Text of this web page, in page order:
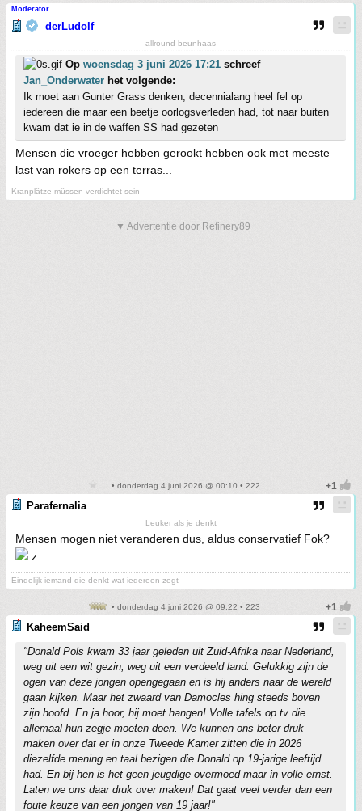
Moderator
derLudolf
allround beunhaas
Op woensdag 3 juni 2026 17:21 schreef
Jan_Onderwater het volgende:
Ik moet aan Gunter Grass denken, decennialang heel fel op
iedereen die maar een beetje oorlogsverleden had, tot naar buiten
kwam dat ie in de waffen SS had gezeten
Mensen die vroeger hebben gerookt hebben ook met meeste
last van rokers op een terras...
Kranplätze müssen verdichtet sein
▼ Advertentie door Refinery89
• donderdag 4 juni 2026 @ 00:10 • 222
Parafernalia
Leuker als je denkt
Mensen mogen niet veranderen dus, aldus conservatief Fok?
Eindelijk iemand die denkt wat iedereen zegt
• donderdag 4 juni 2026 @ 09:22 • 223
KaheemSaid
"Donald Pols kwam 33 jaar geleden uit Zuid-Afrika naar Nederland,
weg uit een wit gezin, weg uit een verdeeld land. Gelukkig zijn de
ogen van deze jongen opengegaan en is hij anders naar de wereld
gaan kijken. Maar het zwaard van Damocles hing steeds boven
zijn hoofd. En ja hoor, hij moet hangen! Volle tafels op tv die
allemaal hun zegje moeten doen. We kunnen ons beter druk
maken over dat er in onze Tweede Kamer zitten die in 2026
diezelfde mening en taal bezigen die Donald op 19-jarige leeftijd
had. En bij hen is het geen jeugdige overmoed maar in volle ernst.
Laten we ons daar druk over maken! Dat gaat veel verder dan een
foute keuze van een jongen van 19 jaar!"